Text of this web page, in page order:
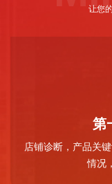
让您
第
店铺诊断，产品关
情况